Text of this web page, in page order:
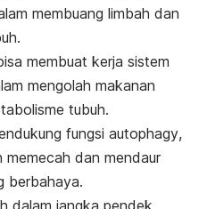
membuang limbah dan
membuat kerja sistem
mengolah makanan
tubuh.
fungsi autophagy,
dan mendaur
berbahaya.